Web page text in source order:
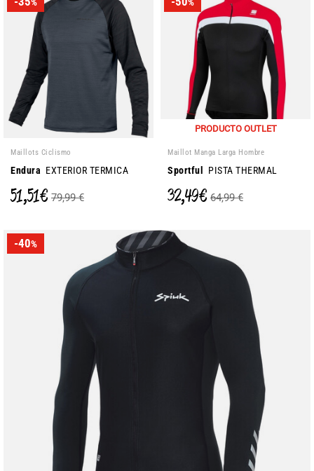
Maillots Ciclismo
Endura EXTERIOR TERMICA
51,51 € 79,99 €
PRODUCTO OUTLET
Maillot Manga Larga Hombre
Sportful PISTA THERMAL
32,49 € 64,99 €
-40%